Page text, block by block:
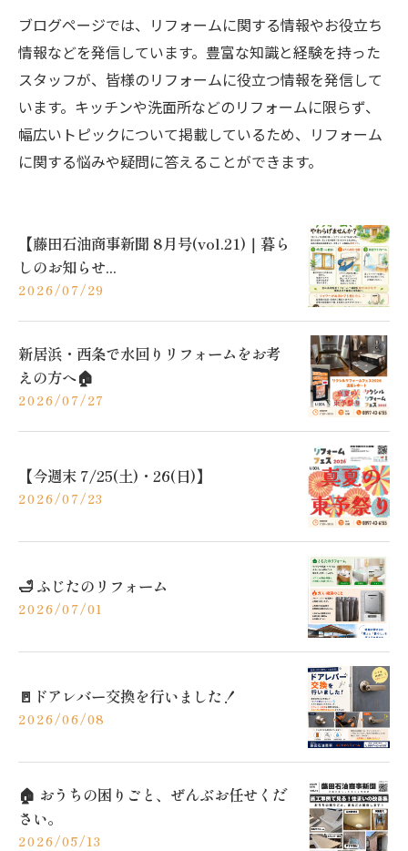
ブログページでは、リフォームに関する情報やお役立ち
情報などを発信しています。豊富な知識と経験を持った
スタッフが、皆様のリフォームに役立つ情報を発信して
います。キッチンや洗面所などのリフォームに限らず、
幅広いトピックについて掲載しているため、リフォーム
に関する悩みや疑問に答えることができます。
【藤田石油商事新聞 8月号(vol.21)｜暮ら
しのお知らせ...
2026/07/29
新居浜・西条で水回りリフォームをお考
えの方へ🏠
2026/07/27
【今週末 7/25(土)・26(日)】
2026/07/23
🛁 ふじたのリフォーム
2026/07/01
🚪ドアレバー交換を行いました！
2026/06/08
🏠 おうちの困りごと、ぜんぶお任せくだ
さい。
2026/05/13